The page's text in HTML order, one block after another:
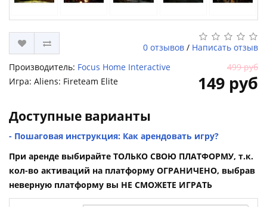
0 отзывов / Написать отзыв
Производитель: Focus Home Interactive
Игра: Aliens: Fireteam Elite
499 руб
149 руб
Доступные варианты
- Пошаговая инструкция: Как арендовать игру?
При аренде выбирайте ТОЛЬКО СВОЮ ПЛАТФОРМУ, т.к.
кол-во активаций на платформу ОГРАНИЧЕНО, выбрав
неверную платформу вы НЕ СМОЖЕТЕ ИГРАТЬ